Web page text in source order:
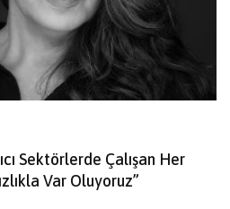
Sektörlerde Çalışan Her
Var Oluyoruz”